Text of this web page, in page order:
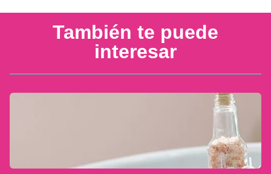
También te puede
interesar